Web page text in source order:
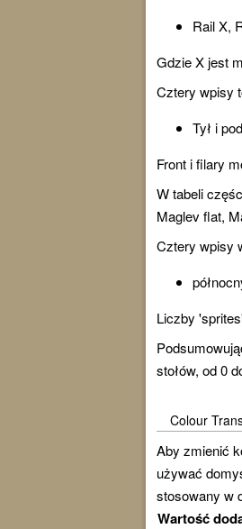
Rail X,
Gdzie X jest
Cztery wpisy
Tył i
Front i filary
W tabeli
Maglev flat,
Cztery wpisy
Liczby
stołów, od 0
Colour
Aby zmienić
używać
stosowany w
Wartość